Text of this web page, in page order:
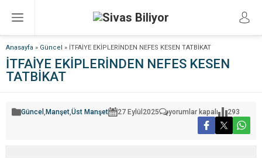
Anasayfa » Güncel » İTFAİYE EKİPLERİNDEN NEFES KESEN TATBİKAT
İTFAİYE EKİPLERİNDEN NEFES KESEN
TATBİKAT
Güncel , Manşet,Üst Manşet 27 Eylül 2025
İTFAİYE
EKİPLERİNDEN
TATBİKAT
yorumlar kapalı 293